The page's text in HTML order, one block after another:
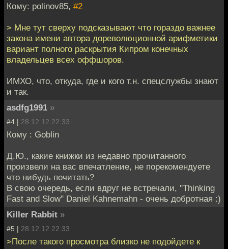
Кому: polinov85, #2
> Мне тут сверху подсказывают что гораздо важнее
закона имени автора дореволюционной арифметики
вариант полного раскрытия Кипром конечных
владельцев всех оффшоров.
ИМХО, что, откуда, где и кого т.н. спецслужбы знают
и так.
asdfg1991 »
#4 | 28.12.12 22:33
Кому : Goblin
Д.Ю., какие книжки из недавно прочитанного
произвели на вас впечатление, не порекомендуете
что нибудь почитать?
В свою очередь, если вдруг не встречали, ''Thinking
Fast and Slow'' Daniel Kahnemahn - очень добротная :)
Killer Rabbit »
#5 | 28.12.12 22:33
>После такого просмотра близко не подойдете к